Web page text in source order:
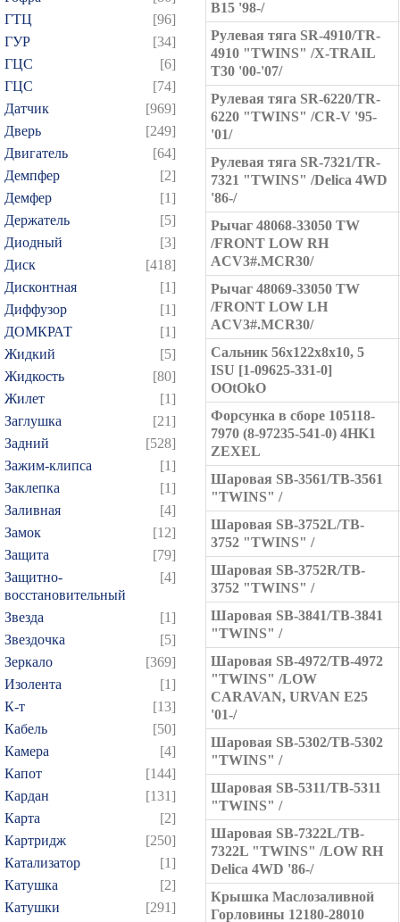
ГТЦ
[96]
ГУР
[34]
ГЦC
[6]
ГЦС
[74]
Датчик
[969]
Дверь
[249]
Двигатель
[64]
Демпфер
[2]
Демфер
[1]
Держатель
[5]
Диодный
[3]
Диск
[418]
Дисконтная
[1]
Диффузор
[1]
ДОМКРАТ
[1]
Жидкий
[5]
Жидкость
[80]
Жилет
[1]
Заглушка
[21]
Задний
[528]
Зажим-клипса
[1]
Заклепка
[1]
Заливная
[4]
Замок
[12]
Защита
[79]
Защитно-
восстановительный
[4]
Звезда
[1]
Звездочка
[5]
Зеркало
[369]
Изолента
[1]
К-т
[13]
Кабель
[50]
Камера
[4]
Капот
[144]
Кардан
[131]
Карта
[2]
Картридж
[250]
Катализатор
[1]
Катушка
[2]
Катушки
[291]
B15 '98-/
Рулевая тяга SR-4910/TR-
4910 "TWINS" /X-TRAIL
T30 '00-'07/
Рулевая тяга SR-6220/TR-
6220 "TWINS" /CR-V '95-
'01/
Рулевая тяга SR-7321/TR-
7321 "TWINS" /Delica 4WD
'86-/
Рычаг 48068-33050 TW
/FRONT LOW RH
ACV3#.MCR30/
Рычаг 48069-33050 TW
/FRONT LOW LH
ACV3#.MCR30/
Сальник 56x122x8x10, 5
ISU [1-09625-331-0]
OOtOkO
Форсунка в сборе 105118-
7970 (8-97235-541-0) 4HK1
ZEXEL
Шаровая SB-3561/TB-3561
"TWINS" /
Шаровая SB-3752L/TB-
3752 "TWINS" /
Шаровая SB-3752R/TB-
3752 "TWINS" /
Шаровая SB-3841/TB-3841
"TWINS" /
Шаровая SB-4972/TB-4972
"TWINS" /LOW
CARAVAN, URVAN E25
'01-/
Шаровая SB-5302/TB-5302
"TWINS" /
Шаровая SB-5311/TB-5311
"TWINS" /
Шаровая SB-7322L/TB-
7322L "TWINS" /LOW RH
Delica 4WD '86-/
Крышка Маслозаливной
Горловины 12180-28010